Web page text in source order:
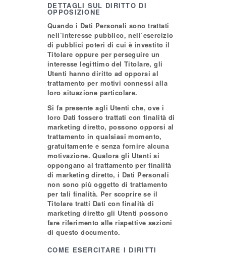
DETTAGLI SUL DIRITTO DI
OPPOSIZIONE
Quando i Dati Personali sono trattati
nell’interesse pubblico, nell’esercizio
di pubblici poteri di cui è investito il
Titolare oppure per perseguire un
interesse legittimo del Titolare, gli
Utenti hanno diritto ad opporsi al
trattamento per motivi connessi alla
loro situazione particolare.
Si fa presente agli Utenti che, ove i
loro Dati fossero trattati con finalità di
marketing diretto, possono opporsi al
trattamento in qualsiasi momento,
gratuitamente e senza fornire alcuna
motivazione. Qualora gli Utenti si
oppongano al trattamento per finalità
di marketing diretto, i Dati Personali
non sono più oggetto di trattamento
per tali finalità. Per scoprire se il
Titolare tratti Dati con finalità di
marketing diretto gli Utenti possono
fare riferimento alle rispettive sezioni
di questo documento.
COME ESERCITARE I DIRITTI